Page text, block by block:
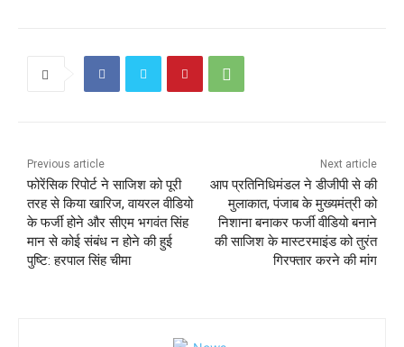
Previous article
फोरेंसिक रिपोर्ट ने साजिश को पूरी
तरह से किया खारिज, वायरल वीडियो
के फर्जी होने और सीएम भगवंत सिंह
मान से कोई संबंध न होने की हुई
पुष्टि: हरपाल सिंह चीमा
Next article
आप प्रतिनिधिमंडल ने डीजीपी से की
मुलाकात, पंजाब के मुख्यमंत्री को
निशाना बनाकर फर्जी वीडियो बनाने
की साजिश के मास्टरमाइंड को तुरंत
गिरफ्तार करने की मांग